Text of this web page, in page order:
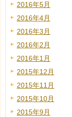
2016年5月
2016年4月
2016年3月
2016年2月
2016年1月
2015年12月
2015年11月
2015年10月
2015年9月